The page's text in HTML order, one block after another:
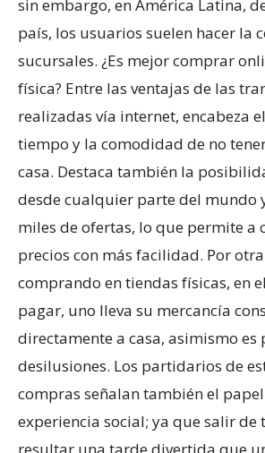
sin embargo, en América Latina,
país, los usuarios suelen hacer la
sucursales. ¿Es mejor comprar
física? Entre las ventajas de las
realizadas vía internet, encabeza
tiempo y la comodidad de no
casa. Destaca también la
desde cualquier parte del mundo
miles de ofertas, lo que permite a
precios con más facilidad. Por
comprando en tiendas físicas, en
pagar, uno lleva su mercancía
directamente a casa, asimismo es
desilusiones. Los partidarios de
compras señalan también el
experiencia social; ya que salir de